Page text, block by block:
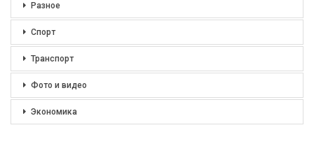
Разное
Спорт
Транспорт
Фото и видео
Экономика